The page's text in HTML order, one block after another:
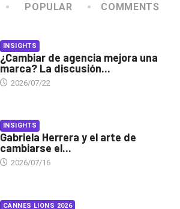
POPULAR COMMENTS
INSIGHTS
¿Cambiar de agencia mejora una
marca? La discusión...
2026/07/22
INSIGHTS
Gabriela Herrera y el arte de
cambiarse el...
2026/07/16
CANNES LIONS 2026